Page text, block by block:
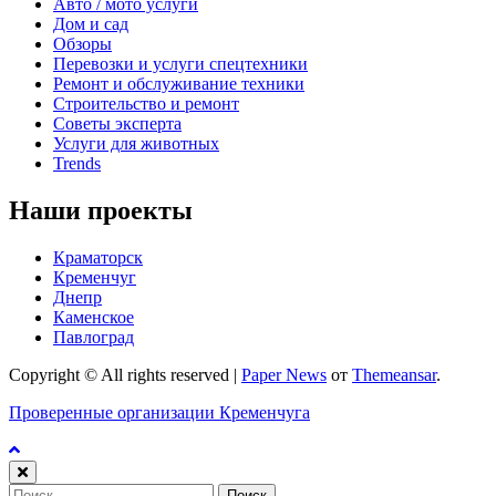
Авто / мото услуги
Дом и сад
Обзоры
Перевозки и услуги спецтехники
Ремонт и обслуживание техники
Строительство и ремонт
Советы эксперта
Услуги для животных
Trends
Наши проекты
Краматорск
Кременчуг
Днепр
Каменское
Павлоград
Copyright © All rights reserved | Paper News от Themeansar.
Проверенные организации Кременчуга
Найти: